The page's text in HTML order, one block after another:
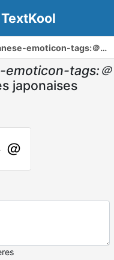
TextKool
emoticon-tags:＠＾▽＾＠
emoticon-tags:＠
japonaises